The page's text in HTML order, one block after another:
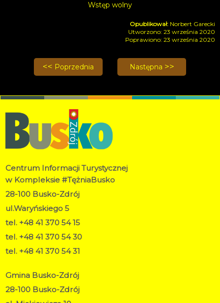
Wstęp wolny
Norbert Garecki
Utworzono: 23 września 2020
Poprawiono: 23 września 2020
Poprzednia strona: II Buska Jesień Organowa - 4 -
Poprzednia Następna strona:
Następna
Centrum Informacji Turystycznej
w Kompleksie #TężniaBusko
28-100 Busko-Zdrój
ul.Waryńskiego 5
tel. +48 41 370 54 15
tel. +48 41 370 54 30
tel. +48 41 370 54 31
Gmina Busko-Zdrój
28-100 Busko-Zdrój